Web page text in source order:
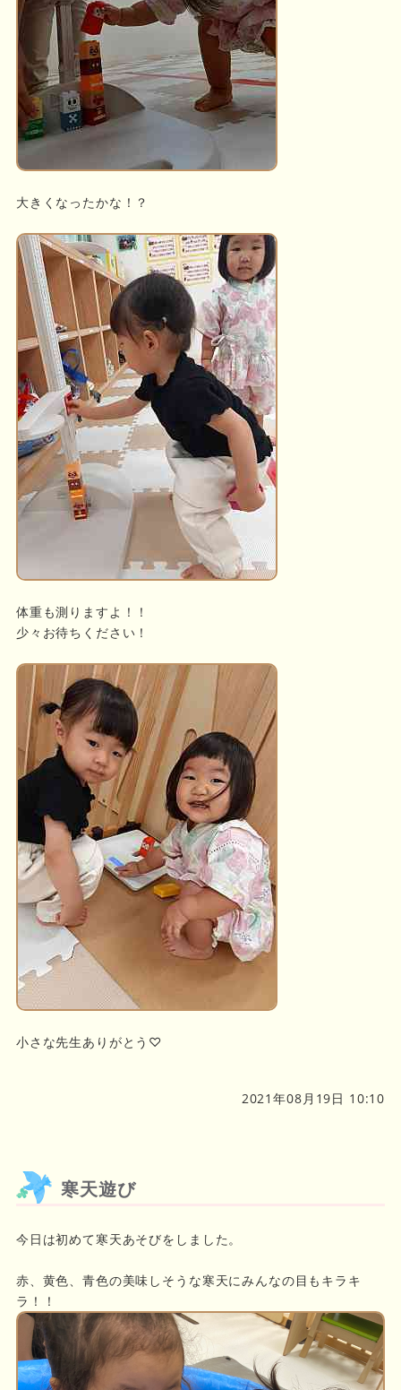
大きくなったかな！？
体重も測りますよ！！
少々お待ちください！
小さな先生ありがとう♡
2021年08月19日 10:10
寒天遊び
今日は初めて寒天あそびをしました。
赤、黄色、青色の美味しそうな寒天にみんなの目もキラキ
ラ！！